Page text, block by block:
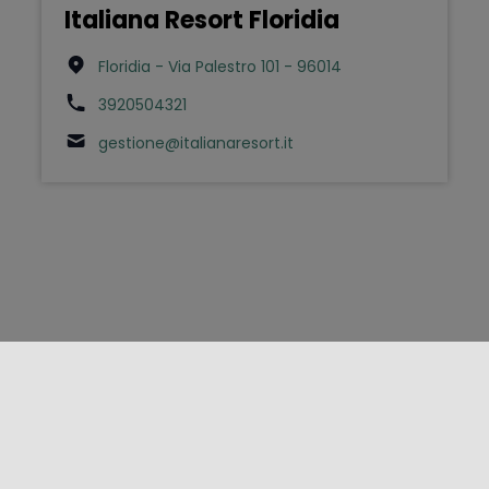
Italiana Resort Floridia
Floridia - Via Palestro 101 - 96014
3920504321
gestione@italianaresort.it